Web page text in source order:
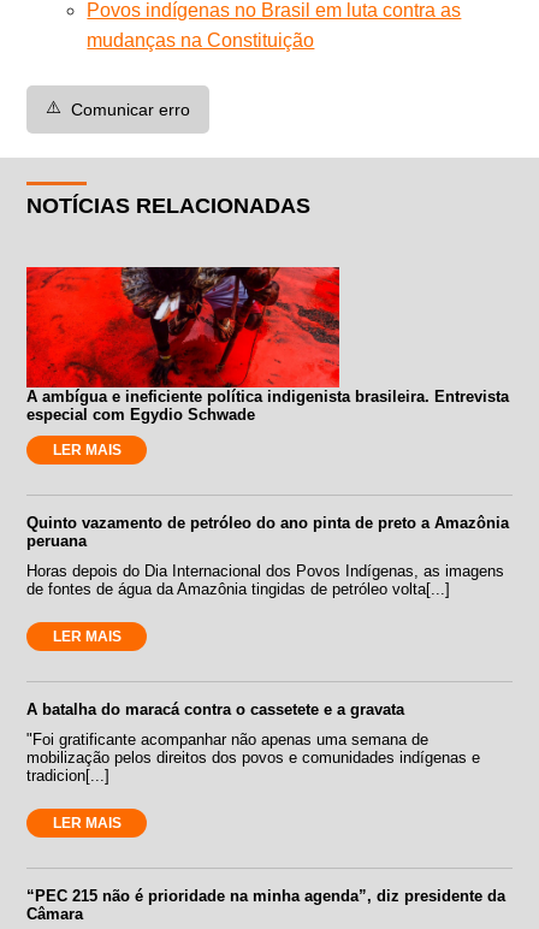
Povos indígenas no Brasil em luta contra as
mudanças na Constituição
⚠️ Comunicar erro
NOTÍCIAS RELACIONADAS
A ambígua e ineficiente política indigenista brasileira. Entrevista
especial com Egydio Schwade
LER MAIS
Quinto vazamento de petróleo do ano pinta de preto a Amazônia
peruana
Horas depois do Dia Internacional dos Povos Indígenas, as imagens
de fontes de água da Amazônia tingidas de petróleo volta[...]
LER MAIS
A batalha do maracá contra o cassetete e a gravata
"Foi gratificante acompanhar não apenas uma semana de
mobilização pelos direitos dos povos e comunidades indígenas e
tradicion[...]
LER MAIS
“PEC 215 não é prioridade na minha agenda”, diz presidente da
Câmara